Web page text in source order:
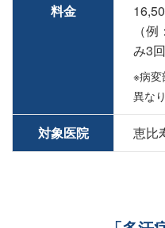
料金
（
み3
※病変
異な
対象医院 恵比